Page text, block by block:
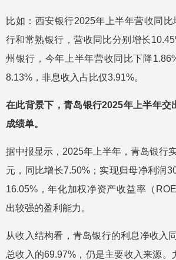
比如：西安银行2025年上半年营收同比
行和常熟银行，营收同比分别增长
州银行，今年上半年营收同比下降
8.13%，非息收入占比仅3.91%。
在此背景下，青岛银行2025年上半年交
成绩单。
据中报显示，2025年上半年，青岛银行
元，同比增长7.50%；实现归母净利润
16.05%，年化加权净资产收益率（
出较强的盈利能力。
从收入结构看，青岛银行的利息净收入
总收入的69.97%，仍是主要收入来源。